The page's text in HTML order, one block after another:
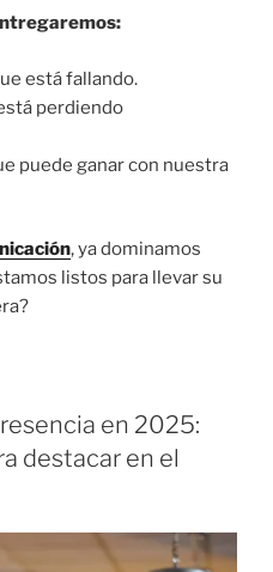
está fallando.
perdiendo
puede ganar con nuestra
, ya dominamos
listos para llevar su
en 2025:
destacar en el